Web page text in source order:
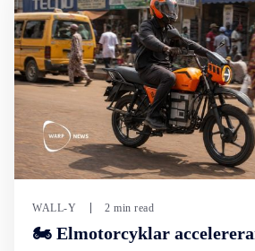
WALL-Y 2 min read
🏍️ Elmotorcyklar